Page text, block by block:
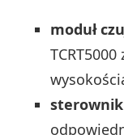
moduł